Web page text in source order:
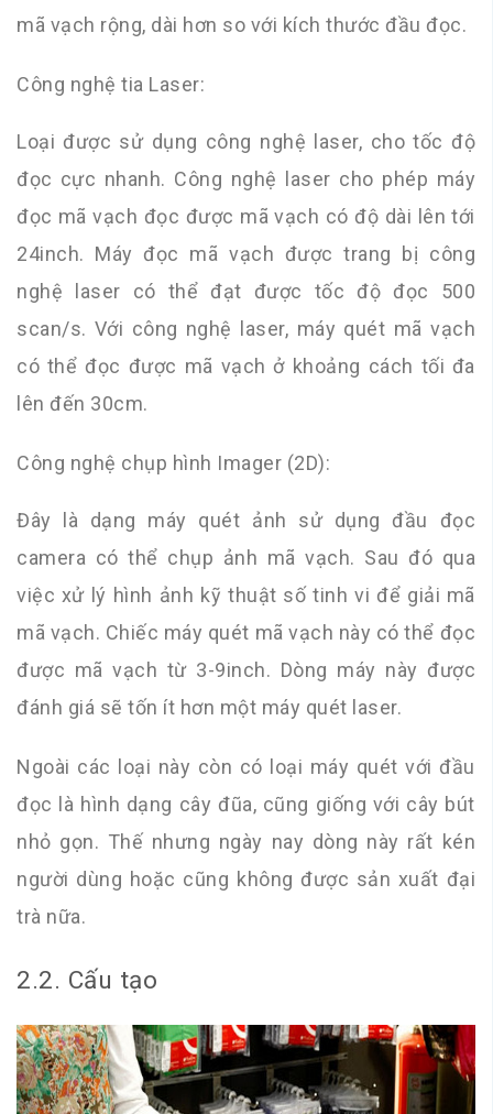
mã vạch rộng, dài hơn so với kích thước đầu đọc.
Công nghệ tia Laser:
Loại được sử dụng công nghệ laser, cho tốc độ
đọc cực nhanh. Công nghệ laser cho phép máy
đọc mã vạch đọc được mã vạch có độ dài lên tới
24inch. Máy đọc mã vạch được trang bị công
nghệ laser có thể đạt được tốc độ đọc 500
scan/s. Với công nghệ laser, máy quét mã vạch
có thể đọc được mã vạch ở khoảng cách tối đa
lên đến 30cm.
Công nghệ chụp hình Imager (2D):
Đây là dạng máy quét ảnh sử dụng đầu đọc
camera có thể chụp ảnh mã vạch. Sau đó qua
việc xử lý hình ảnh kỹ thuật số tinh vi để giải mã
mã vạch. Chiếc máy quét mã vạch này có thể đọc
được mã vạch từ 3-9inch. Dòng máy này được
đánh giá sẽ tốn ít hơn một máy quét laser.
Ngoài các loại này còn có loại máy quét với đầu
đọc là hình dạng cây đũa, cũng giống với cây bút
nhỏ gọn. Thế nhưng ngày nay dòng này rất kén
người dùng hoặc cũng không được sản xuất đại
trà nữa.
2.2. Cấu tạo